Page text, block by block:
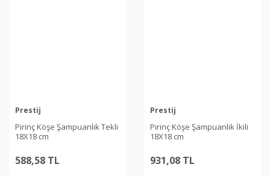
Prestij
Pirinç Köşe Şampuanlık Tekli
18X18 cm
588,58 TL
Prestij
Pirinç Köşe Şampuanlık İkili
18X18 cm
931,08 TL